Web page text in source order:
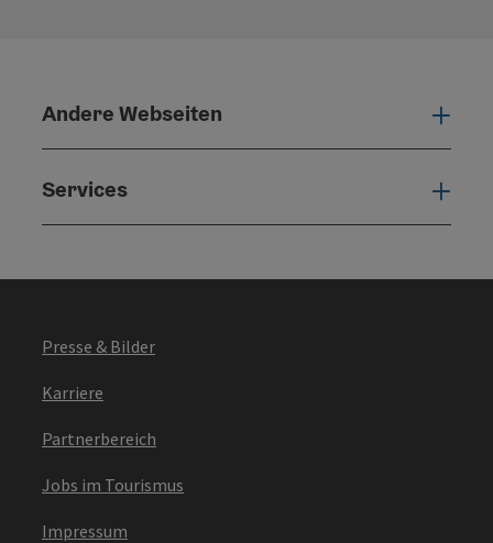
Andere Webseiten
Services
Presse & Bilder
Karriere
Partnerbereich
Jobs im Tourismus
Impressum